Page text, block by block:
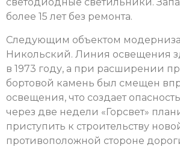
более 15 лет без ремонта.
Следующим объектом
Никольский. Линия освещения
в 1973 году, а при расширении
бортовой камень был смещен
освещения, что создает
через две недели «Горсвет»
приступить к строительству
противоположной стороне